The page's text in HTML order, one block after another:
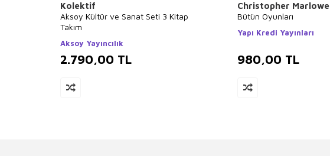
Kolektif
Aksoy Kültür ve Sanat Seti 3 Kitap
Takım
Aksoy Yayıncılık
2.790,00 TL
Christopher Marlowe
Bütün Oyunları
Yapı Kredi Yayınları
980,00 TL